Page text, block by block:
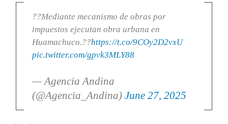
??Mediante mecanismo de obras por
impuestos ejecutan obra urbana en
Huamachuco.??https://t.co/9COy2D2vxU
pic.twitter.com/gpvk3MLY88
— Agencia Andina
(@Agencia_Andina) June 27, 2025